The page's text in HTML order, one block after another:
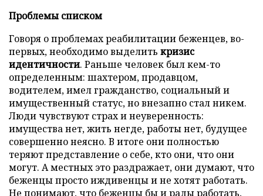
Проблемы списком
Говоря о проблемах реабилитации беженцев, во-
первых, необходимо выделить кризис
идентичности. Раньше человек был кем-то
определенным: шахтером, продавцом,
водителем, имел гражданство, социальный и
имущественный статус, но внезапно стал никем.
Люди чувствуют страх и неуверенность:
имущества нет, жить негде, работы нет, будущее
совершенно неясно. В итоге они полностью
теряют представление о себе, кто они, что они
могут. А местных это раздражает, они думают, что
беженцы просто иждивенцы и не хотят работать.
Не понимают, что беженцы бы и рады работать,